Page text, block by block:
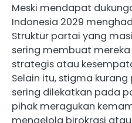
Meski mendapat
Indonesia 2029
Struktur partai yang
sering membuat
strategis atau
Selain itu, stigma
sering dilekatkan pada
pihak meragukan